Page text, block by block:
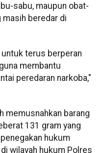
sabu, maupun obat-
masih beredar di
terus berperan
membantu
peredaran narkoba,"
memusnahkan barang
131 gram yang
hukum
wilayah hukum Polres